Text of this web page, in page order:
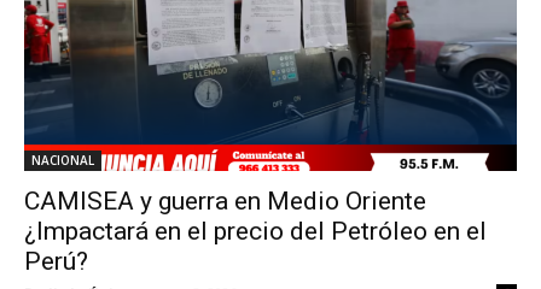
NACIONAL
CAMISEA y guerra en Medio Oriente
¿Impactará en el precio del Petróleo en el
Perú?